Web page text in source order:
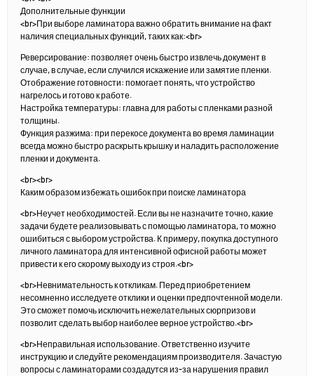
Дополнительные функции
<br>При выборе ламинатора важно обратить внимание на факт
наличия специальных функций, таких как:<br>
Реверсирование: позволяет очень быстро извлечь документ в
случае, в случае, если случился искажение или замятие пленки.
Отображение готовности: помогает понять, что устройство
нагрелось и готово к работе.
Настройка температуры: главна для работы с пленками разной
толщины.
Функция разжима: при перекосе документа во время ламинации
всегда можно быстро раскрыть крышку и наладить расположение
пленки и документа.
<br><br>
Каким образом избежать ошибок при поиске ламинатора
<br>Неучет необходимостей. Если вы не назначите точно, какие
задачи будете реализовывать с помощью ламинатора, то можно
ошибиться с выбором устройства. К примеру, покупка доступного
личного ламинатора для интенсивной офисной работы может
привести к его скорому выходу из строя.<br>
<br>Невнимательность к откликам. Перед приобретением
несомненно исследуете отклики и оценки предпочтенной модели.
Это сможет помочь исключить нежелательных сюрпризов и
позволит сделать выбор наиболее верное устройство.<br>
<br>Неправильная использование. Ответственно изучите
инструкцию и следуйте рекомендациям производителя. Зачастую
вопросы с ламинаторами создадутся из-за нарушения правил